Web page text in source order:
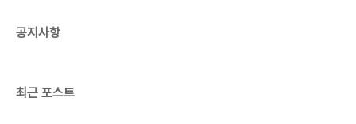
공지사항
최근 포스트